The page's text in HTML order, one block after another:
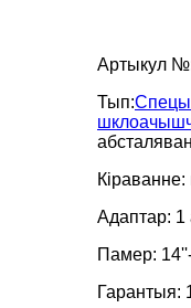
Артыкул
Тып:
Кіраванне:
Адаптар: 1
Памер:
Гарантыя: